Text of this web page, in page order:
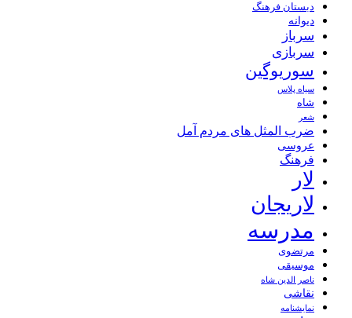
دبستان فرهنگ
دیوانه
سرباز
سربازی
سوریوگین
سیاه پلاس
شاه
شعر
ضرب المثل های مردم آمل
عروسی
فرهنگ
لار
لاریجان
مدرسه
مرتضوی
موسیقی
ناصر الدین شاه
نقاشی
نمايشنامه